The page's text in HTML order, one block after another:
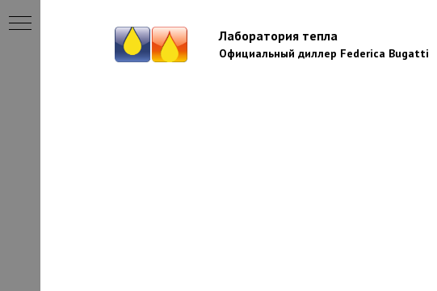
Лаборатория тепла
Официальный диллер Federica Bugatti